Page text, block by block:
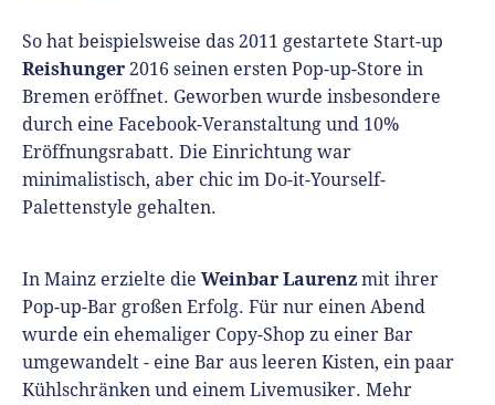
So hat beispielsweise das 2011 gestartete Start-up
Reishunger 2016 seinen ersten Pop-up-Store in
Bremen eröffnet. Geworben wurde insbesondere
durch eine Facebook-Veranstaltung und 10%
Eröffnungsrabatt. Die Einrichtung war
minimalistisch, aber chic im Do-it-Yourself-
Palettenstyle gehalten.
In Mainz erzielte die Weinbar Laurenz mit ihrer
Pop-up-Bar großen Erfolg. Für nur einen Abend
wurde ein ehemaliger Copy-Shop zu einer Bar
umgewandelt - eine Bar aus leeren Kisten, ein paar
Kühlschränken und einem Livemusiker. Mehr